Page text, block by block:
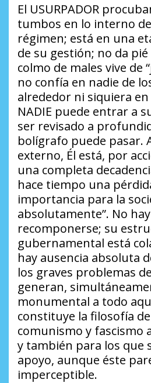
El USURPADOR
tumbos en lo interno
régimen; está en una
de su gestión; no da
colmo de males vive de
no confía en nadie de
alrededor ni siquiera
NADIE puede entrar a
ser revisado a
bolígrafo puede pasar.
externo, Él está, por
una completa
hace tiempo una
importancia para la
absolutamente”. No
recomponerse; su
gubernamental está
hay ausencia absoluta
los graves problemas
generan,
monumental a todo
constituye la filosofía
comunismo y fascismo
y también para los que
apoyo, aunque éste
imperceptible.